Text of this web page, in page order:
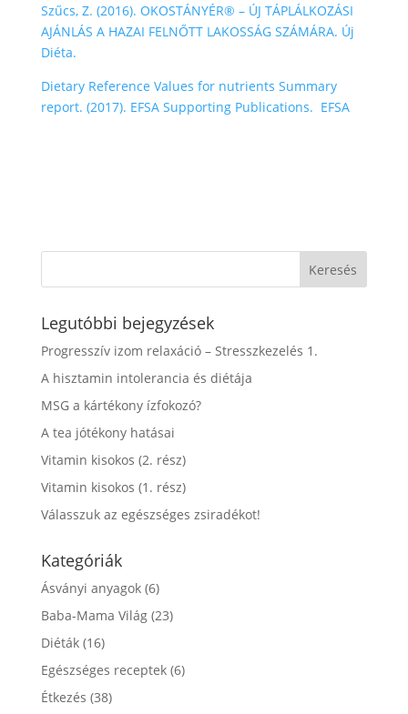
Szűcs, Z. (2016). OKOSTÁNYÉR® – ÚJ TÁPLÁLKOZÁSI
AJÁNLÁS A HAZAI FELNŐTT LAKOSSÁG SZÁMÁRA. Új
Diéta.
Dietary Reference Values for nutrients Summary
report. (2017). EFSA Supporting Publications. EFSA
Legutóbbi bejegyzések
Progresszív izom relaxáció – Stresszkezelés 1.
A hisztamin intolerancia és diétája
MSG a kártékony ízfokozó?
A tea jótékony hatásai
Vitamin kisokos (2. rész)
Vitamin kisokos (1. rész)
Válasszuk az egészséges zsiradékot!
Kategóriák
Ásványi anyagok(6)
Baba-Mama Világ(23)
Diéták(16)
Egészséges receptek(6)
Étkezés (38)